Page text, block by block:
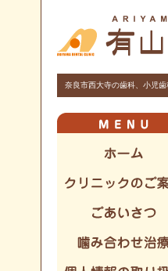
奈良市西大寺の歯科、小児